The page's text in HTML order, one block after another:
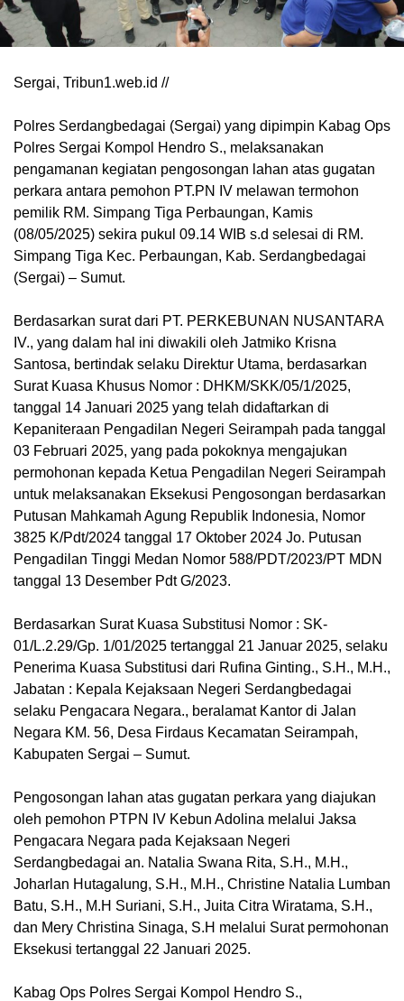
Sergai, Tribun1.web.id //
Polres Serdangbedagai (Sergai) yang dipimpin Kabag Ops
Polres Sergai Kompol Hendro S., melaksanakan
pengamanan kegiatan pengosongan lahan atas gugatan
perkara antara pemohon PT.PN IV melawan termohon
pemilik RM. Simpang Tiga Perbaungan, Kamis
(08/05/2025) sekira pukul 09.14 WIB s.d selesai di RM.
Simpang Tiga Kec. Perbaungan, Kab. Serdangbedagai
(Sergai) – Sumut.
Berdasarkan surat dari PT. PERKEBUNAN NUSANTARA
IV., yang dalam hal ini diwakili oleh Jatmiko Krisna
Santosa, bertindak selaku Direktur Utama, berdasarkan
Surat Kuasa Khusus Nomor : DHKM/SKK/05/1/2025,
tanggal 14 Januari 2025 yang telah didaftarkan di
Kepaniteraan Pengadilan Negeri Seirampah pada tanggal
03 Februari 2025, yang pada pokoknya mengajukan
permohonan kepada Ketua Pengadilan Negeri Seirampah
untuk melaksanakan Eksekusi Pengosongan berdasarkan
Putusan Mahkamah Agung Republik Indonesia, Nomor
3825 K/Pdt/2024 tanggal 17 Oktober 2024 Jo. Putusan
Pengadilan Tinggi Medan Nomor 588/PDT/2023/PT MDN
tanggal 13 Desember Pdt G/2023.
Berdasarkan Surat Kuasa Substitusi Nomor : SK-
01/L.2.29/Gp. 1/01/2025 tertanggal 21 Januar 2025, selaku
Penerima Kuasa Substitusi dari Rufina Ginting., S.H., M.H.,
Jabatan : Kepala Kejaksaan Negeri Serdangbedagai
selaku Pengacara Negara., beralamat Kantor di Jalan
Negara KM. 56, Desa Firdaus Kecamatan Seirampah,
Kabupaten Sergai – Sumut.
Pengosongan lahan atas gugatan perkara yang diajukan
oleh pemohon PTPN IV Kebun Adolina melalui Jaksa
Pengacara Negara pada Kejaksaan Negeri
Serdangbedagai an. Natalia Swana Rita, S.H., M.H.,
Joharlan Hutagalung, S.H., M.H., Christine Natalia Lumban
Batu, S.H., M.H Suriani, S.H., Juita Citra Wiratama, S.H.,
dan Mery Christina Sinaga, S.H melalui Surat permohonan
Eksekusi tertanggal 22 Januari 2025.
Kabag Ops Polres Sergai Kompol Hendro S.,